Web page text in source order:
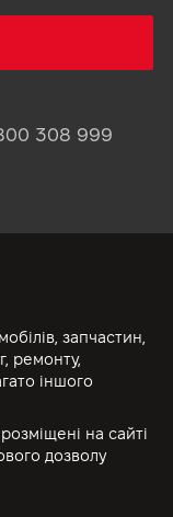
308 999
запчастин,
ремонту,
іншого
на сайті
дозволу